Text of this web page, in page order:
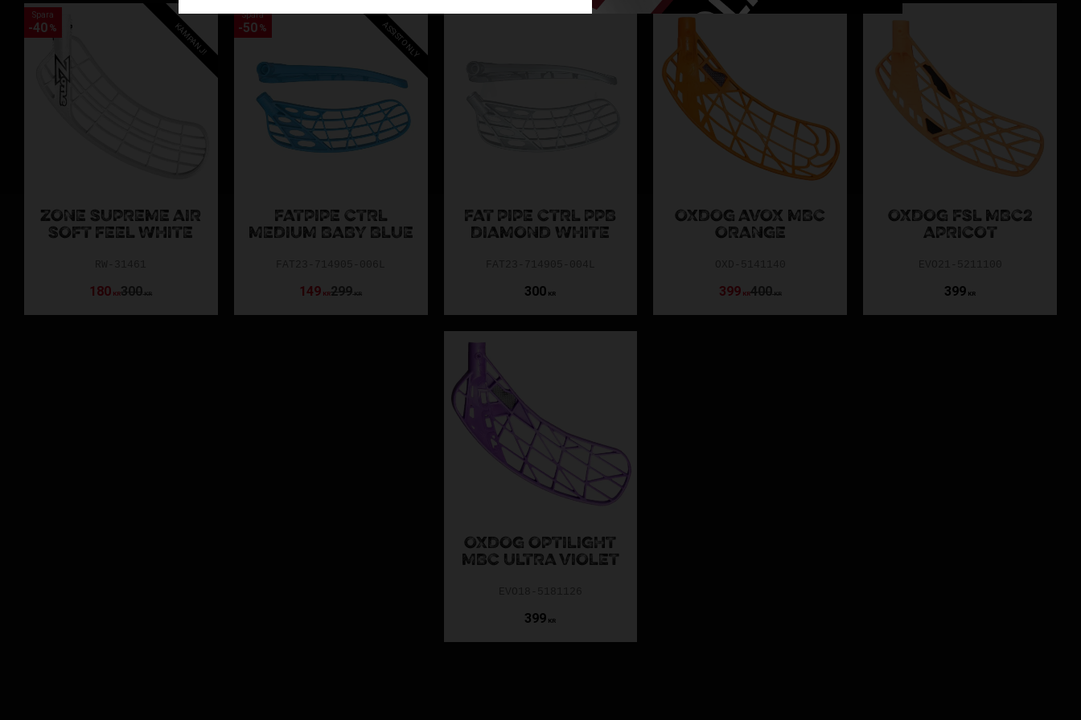
ZONE SUPREME AIR
SOFT FEEL WHITE
180 KR300KR
Spara
40 % KAMPANJ!
FATPIPE CTRL
MEDIUM BABY BLUE
149 KR299KR
Spara
50 % ASSIST ONLY
FAT PIPE CTRL PPB
DIAMOND WHITE
300 KR
OXDOG AVOX MBC
ORANGE
399KR400KR
OXDOG FSL MBC2
APRICOT
399 KR
OXDOG OPTILIGHT
MBC ULTRA VIOLET
399 KR